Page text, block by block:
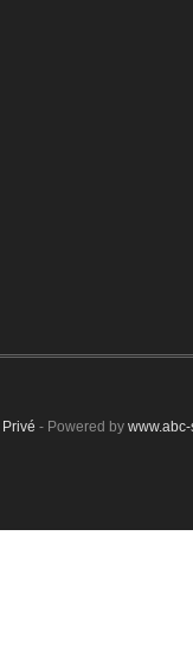
- Powered by